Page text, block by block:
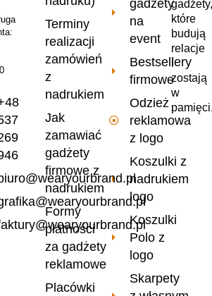
gadżety,
które
budują
relacje
i
zostają
w
gadżety
na
event
Bestsellery
firmowe
Odzież
reklamowa
z logo
Koszulki z
nadrukiem
logo
Koszulki
Polo z
logo
Skarpety
Terminy
realizacji
zamówień
z
nadrukiem
Jak
zamawiać
gadżety
firmowe z
nadrukiem
Formy
płatności
za gadżety
reklamowe
Placówki